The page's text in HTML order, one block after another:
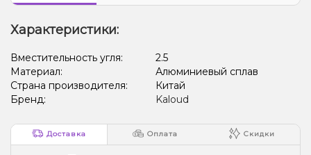
Характеристики:
Вместительность угля:
2.5
Материал:
Алюминиевый сплав
Страна производителя:
Китай
Бренд:
Kaloud
Доставка Оплата Скидки